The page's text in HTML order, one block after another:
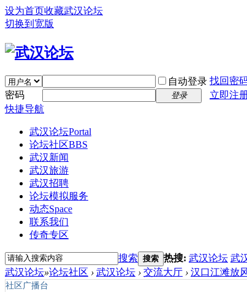
设为首页收藏武汉论坛
切换到宽版
自动登录 找回密
密码
登录
立即注
快捷导航
武汉论坛Portal
论坛社区BBS
武汉新闻
武汉旅游
武汉招聘
论坛模拟服务
动态Space
联系我们
传奇专区
搜索 搜索 热搜: 武汉论坛 武
武汉论坛»论坛社区 › 武汉论坛 › 交流大厅 › 汉口江滩放
社区广播台